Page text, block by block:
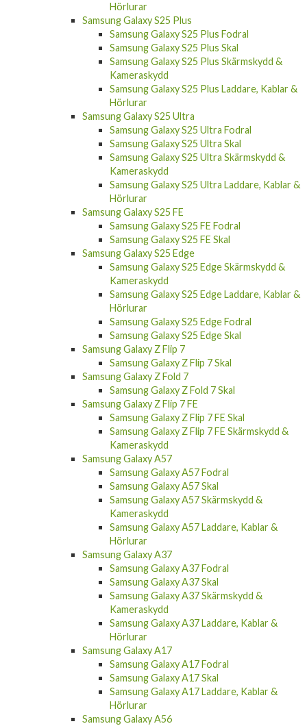
Hörlurar
Samsung Galaxy S25 Plus
Samsung Galaxy S25 Plus Fodral
Samsung Galaxy S25 Plus Skal
Samsung Galaxy S25 Plus Skärmskydd &
Kameraskydd
Samsung Galaxy S25 Plus Laddare, Kablar &
Hörlurar
Samsung Galaxy S25 Ultra
Samsung Galaxy S25 Ultra Fodral
Samsung Galaxy S25 Ultra Skal
Samsung Galaxy S25 Ultra Skärmskydd &
Kameraskydd
Samsung Galaxy S25 Ultra Laddare, Kablar &
Hörlurar
Samsung Galaxy S25 FE
Samsung Galaxy S25 FE Fodral
Samsung Galaxy S25 FE Skal
Samsung Galaxy S25 Edge
Samsung Galaxy S25 Edge Skärmskydd &
Kameraskydd
Samsung Galaxy S25 Edge Laddare, Kablar &
Hörlurar
Samsung Galaxy S25 Edge Fodral
Samsung Galaxy S25 Edge Skal
Samsung Galaxy Z Flip 7
Samsung Galaxy Z Flip 7 Skal
Samsung Galaxy Z Fold 7
Samsung Galaxy Z Fold 7 Skal
Samsung Galaxy Z Flip 7 FE
Samsung Galaxy Z Flip 7 FE Skal
Samsung Galaxy Z Flip 7 FE Skärmskydd &
Kameraskydd
Samsung Galaxy A57
Samsung Galaxy A57 Fodral
Samsung Galaxy A57 Skal
Samsung Galaxy A57 Skärmskydd &
Kameraskydd
Samsung Galaxy A57 Laddare, Kablar &
Hörlurar
Samsung Galaxy A37
Samsung Galaxy A37 Fodral
Samsung Galaxy A37 Skal
Samsung Galaxy A37 Skärmskydd &
Kameraskydd
Samsung Galaxy A37 Laddare, Kablar &
Hörlurar
Samsung Galaxy A17
Samsung Galaxy A17 Fodral
Samsung Galaxy A17 Skal
Samsung Galaxy A17 Laddare, Kablar &
Hörlurar
Samsung Galaxy A56